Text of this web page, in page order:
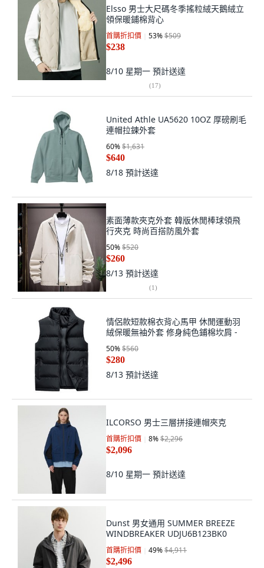
Elsso 男士大尺碼冬季搖粒絨天鵝絨立
領保暖鋪棉背心
首購折扣價 53%$509
$238
8/10 星期一 預計送達
(17)
United Athle UA5620 10OZ 厚磅刷毛
連帽拉鍊外套
60%$1,631
$640
8/18 預計送達
素面薄款夾克外套 韓版休閒棒球領飛
行夾克 時尚百搭防風外套
50%$520
$260
8/13 預計送達
(1)
情侶款短款棉衣背心馬甲 休閒運動羽
絨保暖無袖外套 修身純色鋪棉坎肩 -
50%$560
$280
8/13 預計送達
ILCORSO 男士三層拼接連帽夾克
首購折扣價 8%$2,296
$2,096
8/10 星期一 預計送達
Dunst 男女通用 SUMMER BREEZE
WINDBREAKER UDJU6B123BK0
首購折扣價 49%$4,911
$2,496